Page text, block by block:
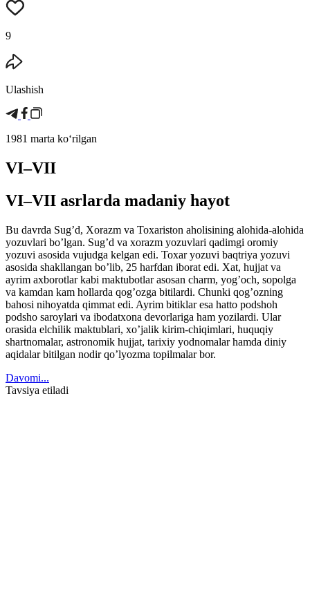
9
Ulashish
1981 marta koʻrilgan
VI–VII
VI–VII asrlarda madaniy hayot
Bu davrda Sug’d, Xorazm va Toxariston aholisining alohida-alohida
yozuvlari bo’lgan. Sug’d va xorazm yozuvlari qadimgi oromiy
yozuvi asosida vujudga kelgan edi. Toxar yozuvi baqtriya yozuvi
asosida shakllangan bo’lib, 25 harfdan iborat edi. Xat, hujjat va
ayrim axborotlar kabi maktubotlar asosan charm, yog’och, sopolga
va kamdan kam hollarda qog’ozga bitilardi. Chunki qog’ozning
bahosi nihoyatda qimmat edi. Ayrim bitiklar esa hatto podshoh
podsho saroylari va ibodatxona devorlariga ham yozilardi. Ular
orasida elchilik maktublari, xo’jalik kirim-chiqimlari, huquqiy
shartnomalar, astronomik hujjat, tarixiy yodnomalar hamda diniy
aqidalar bitilgan nodir qo’lyozma topilmalar bor.
Davomi...
Tavsiya etiladi